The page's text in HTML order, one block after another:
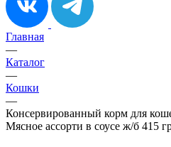
Главная
—
Каталог
—
Кошки
—
Консервированный корм для
Мясное ассорти в соусе ж/б 415